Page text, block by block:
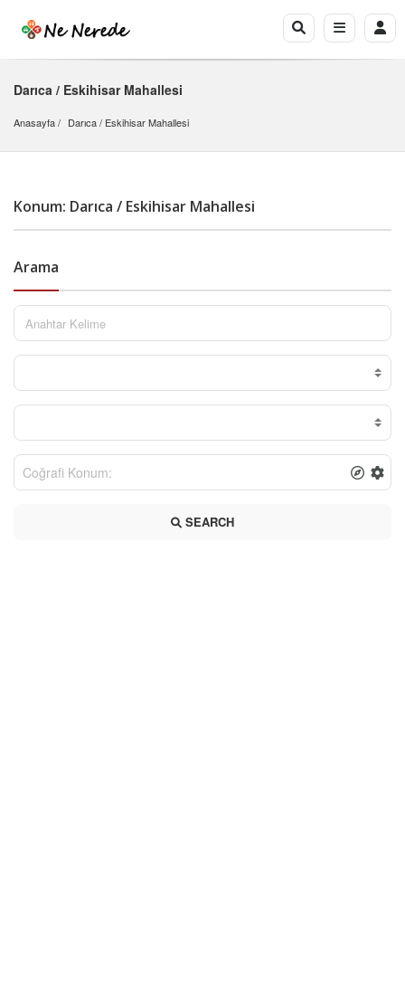
Darıca / Eskihisar Mahallesi
Anasayfa Darıca / Eskihisar Mahallesi
Konum: Darıca / Eskihisar Mahallesi
Arama
SEARCH